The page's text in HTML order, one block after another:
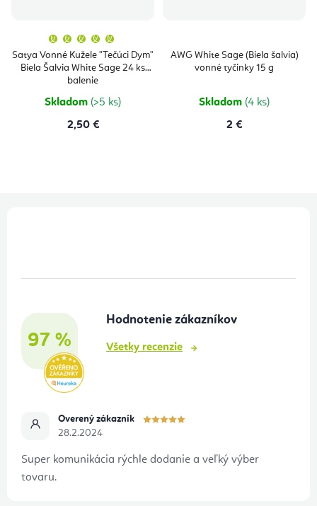
Satya Vonné Kužele "Tečúci Dym"
Biela Šalvia White Sage 24 ks
balenie
produktu
je
5,0
hviezdičiek.
Skladom (>5 ks)
2,50 €
AWG White Sage (Biela šalvia)
vonné tyčinky 15 g
Skladom (4 ks)
2 €
97 %
Hodnotenie zákazníkov
Všetky recenzie
Overený zákazník
28.2.2024
Super komunikácia rýchle dodanie a veľký výber
tovaru.